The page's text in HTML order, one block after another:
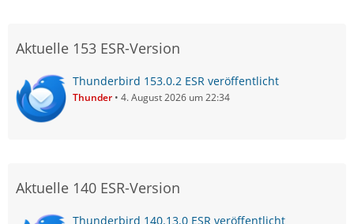
Aktuelle 153 ESR-Version
Thunderbird 153.0.2 ESR veröffentlicht
Thunder 4. August 2026 um 22:34
Aktuelle 140 ESR-Version
Thunderbird 140.13.0 ESR veröffentlicht